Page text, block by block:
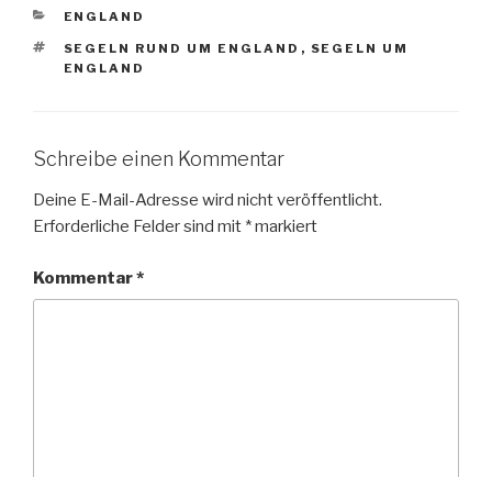
KATEGORIEN
ENGLAND
SCHLAGWÖRTER
SEGELN RUND UM ENGLAND , SEGELN UM
ENGLAND
Schreibe einen Kommentar
Deine E-Mail-Adresse wird nicht veröffentlicht.
Erforderliche Felder sind mit *markiert
Kommentar*